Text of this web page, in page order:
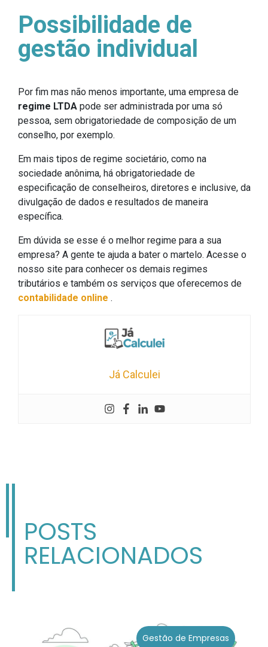
Possibilidade de
gestão individual
Por fim mas não menos importante, uma empresa de
regime LTDA pode ser administrada por uma só
pessoa, sem obrigatoriedade de composição de um
conselho, por exemplo.
Em mais tipos de regime societário, como na
sociedade anônima, há obrigatoriedade de
especificação de conselheiros, diretores e inclusive, da
divulgação de dados e resultados de maneira
específica.
Em dúvida se esse é o melhor regime para a sua
empresa? A gente te ajuda a bater o martelo. Acesse o
nosso site para conhecer os demais regimes
tributários e também os serviços que oferecemos de
contabilidade online .
Já Calculei
POSTS
RELACIONADOS
Gestão de Empresas